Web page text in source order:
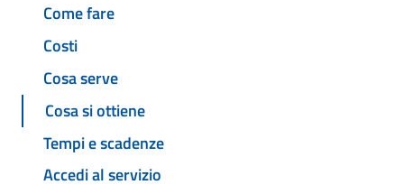
Come fare
Costi
Cosa serve
Cosa si ottiene
Tempi e scadenze
Accedi al servizio